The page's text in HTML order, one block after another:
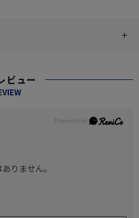
ビュー
りません。